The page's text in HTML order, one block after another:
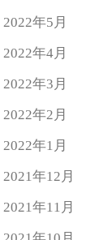
2022年5月
2022年4月
2022年3月
2022年2月
2022年1月
2021年12月
2021年11月